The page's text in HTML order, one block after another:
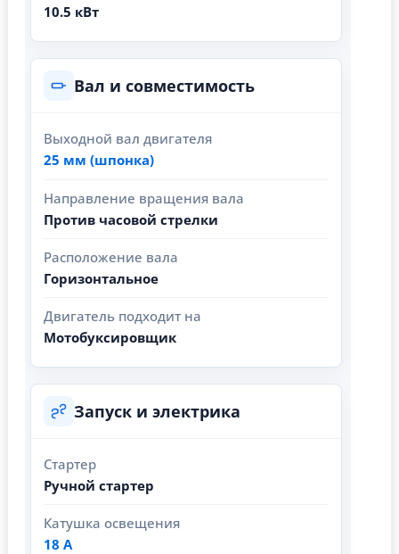
10.5 кВт
Вал и совместимость
Выходной вал двигателя
25 мм (шпонка)
Направление вращения вала
Против часовой стрелки
Расположение вала
Горизонтальное
Двигатель подходит на
Мотобуксировщик
Запуск и электрика
Стартер
Ручной стартер
Катушка освещения
18 А